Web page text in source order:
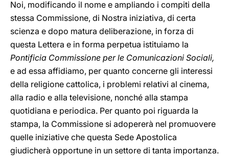
Noi, modificando il nome e ampliando i compiti della
stessa Commissione, di Nostra iniziativa, di certa
scienza e dopo matura deliberazione, in forza di
questa Lettera e in forma perpetua istituiamo la
Pontificia Commissione per le Comunicazioni Sociali,
e ad essa affidiamo, per quanto concerne gli interessi
della religione cattolica, i problemi relativi al cinema,
alla radio e alla televisione, nonché alla stampa
quotidiana e periodica. Per quanto poi riguarda la
stampa, la Commissione si adopererà nel promuovere
quelle iniziative che questa Sede Apostolica
giudicherà opportune in un settore di tanta importanza.